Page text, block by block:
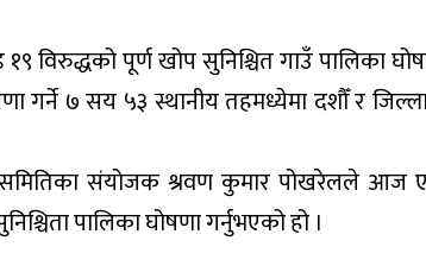
विरुद्धको पूर्ण खोप सुनिश्चित गाउँ पालिका
गर्ने ७ सय ५३ स्थानीय तहमध्येमा दशौँ र
समितिका संयोजक श्रवण कुमार पोखरेलले आज
पालिका घोषणा गर्नुभएको हो ।